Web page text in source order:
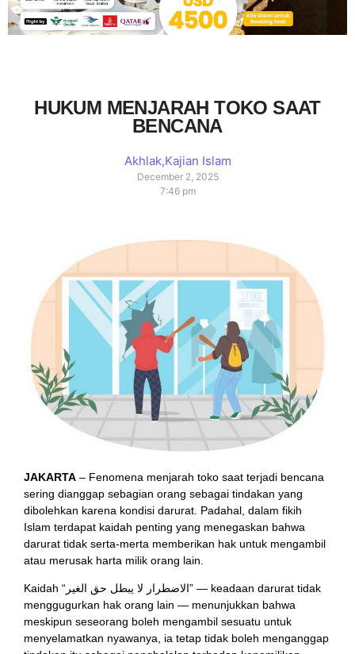
HUKUM MENJARAH TOKO SAAT
BENCANA
Akhlak,Kajian Islam
December 2, 2025
7:46 pm
JAKARTA – Fenomena menjarah toko saat terjadi bencana
sering dianggap sebagian orang sebagai tindakan yang
dibolehkan karena kondisi darurat. Padahal, dalam fikih
Islam terdapat kaidah penting yang menegaskan bahwa
darurat tidak serta-merta memberikan hak untuk mengambil
atau merusak harta milik orang lain.
Kaidah “الاضطرار لا يبطل حق الغير” — keadaan darurat tidak
menggugurkan hak orang lain — menunjukkan bahwa
meskipun seseorang boleh mengambil sesuatu untuk
menyelamatkan nyawanya, ia tetap tidak boleh menganggap